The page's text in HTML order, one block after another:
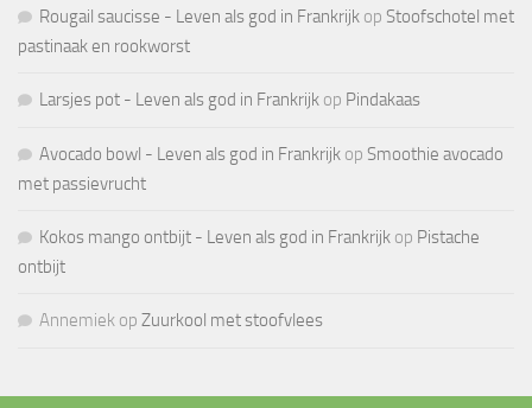
Rougail saucisse - Leven als god in Frankrijk op Stoofschotel met
pastinaak en rookworst
Larsjes pot - Leven als god in Frankrijk op Pindakaas
Avocado bowl - Leven als god in Frankrijk op Smoothie avocado
met passievrucht
Kokos mango ontbijt - Leven als god in Frankrijk op Pistache
ontbijt
Annemiek op Zuurkool met stoofvlees